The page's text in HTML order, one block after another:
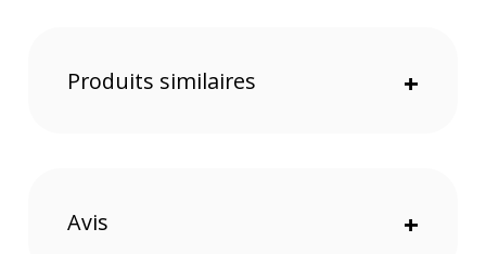
Poids : 10 g
Offre valable jusqu'au 07-08-2026 inclus.
Produits similaires +
Avis +